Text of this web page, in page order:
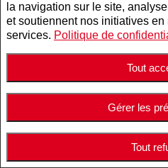
la navigation sur le site,
et soutiennent nos initiatives
services. Politique de
Tout
Gérer les
Tout
2 995 000 $
NO. 19947125
COM./IND./ENT. | À VENDRE
5511 - 5513 Av. de
Neiges/Notre-Dame-de-